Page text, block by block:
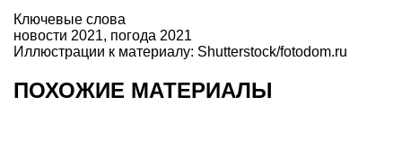
Ключевые слова
новости 2021, погода 2021
Иллюстрации к материалу: Shutterstock/fotodom.ru
ПОХОЖИЕ МАТЕРИАЛЫ